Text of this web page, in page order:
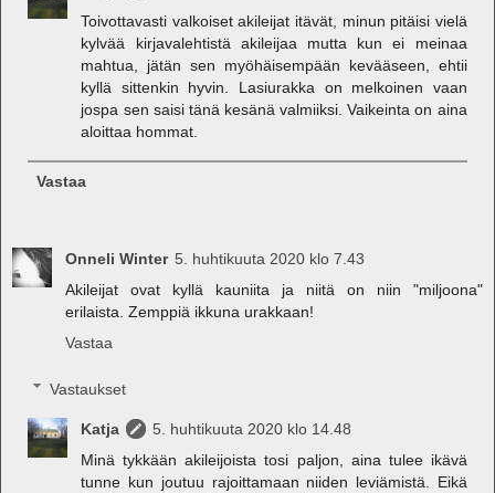
Toivottavasti valkoiset akileijat itävät, minun pitäisi vielä
kylvää kirjavalehtistä akileijaa mutta kun ei meinaa
mahtua, jätän sen myöhäisempään kevääseen, ehtii
kyllä sittenkin hyvin. Lasiurakka on melkoinen vaan
jospa sen saisi tänä kesänä valmiiksi. Vaikeinta on aina
aloittaa hommat.
Vastaa
Onneli Winter 5. huhtikuuta 2020 klo 7.43
Akileijat ovat kyllä kauniita ja niitä on niin "miljoona"
erilaista. Zemppiä ikkuna urakkaan!
Vastaa
Vastaukset
Katja
5. huhtikuuta 2020 klo 14.48
Minä tykkään akileijoista tosi paljon, aina tulee ikävä
tunne kun joutuu rajoittamaan niiden leviämistä. Eikä